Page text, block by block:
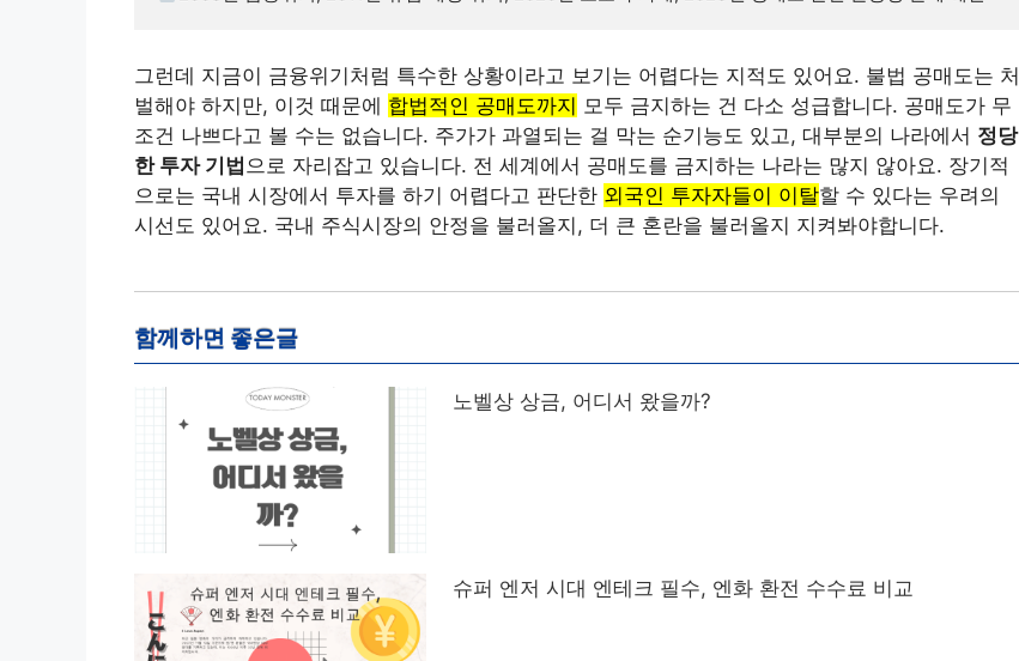
그런데 지금이 금융위기처럼 특수한 상황이라고 보기는 어렵다는 지적도 있어요. 불법 공매도는 처
벌해야 하지만, 이것 때문에 합법적인 공매도까지 모두 금지하는 건 다소 성급합니다. 공매도가 무
조건 나쁘다고 볼 수는 없습니다. 주가가 과열되는 걸 막는 순기능도 있고, 대부분의 나라에서 정당
한 투자 기법 으로 자리잡고 있습니다. 전 세계에서 공매도를 금지하는 나라는 많지 않아요. 장기적
으로는 국내 시장에서 투자를 하기 어렵다고 판단한 외국인 투자자들이 이탈할 수 있다는 우려의
시선도 있어요. 국내 주식시장의 안정을 불러올지, 더 큰 혼란을 불러올지 지켜봐야합니다.
함께하면 좋은글
노벨상 상금, 어디서 왔을까?
슈퍼 엔저 시대 엔테크 필수, 엔화 환전 수수료 비교